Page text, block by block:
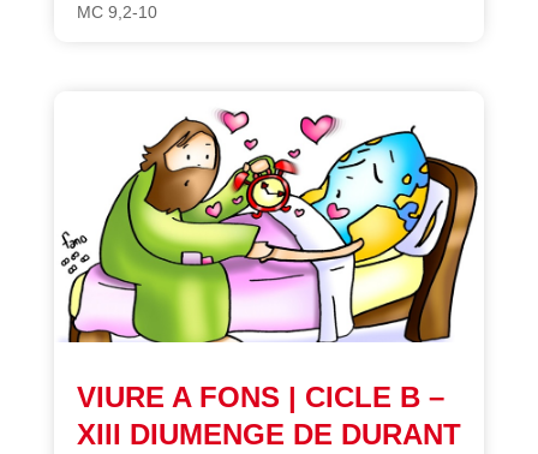
MC 9,2-10
VIURE A FONS | CICLE B –
XIII DIUMENGE DE DURANT